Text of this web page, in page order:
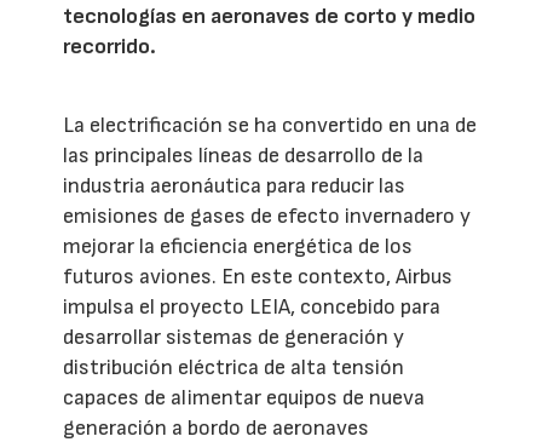
tecnologías en aeronaves de corto y medio
recorrido.
La electrificación se ha convertido en una de
las principales líneas de desarrollo de la
industria aeronáutica para reducir las
emisiones de gases de efecto invernadero y
mejorar la eficiencia energética de los
futuros aviones. En este contexto, Airbus
impulsa el proyecto LEIA, concebido para
desarrollar sistemas de generación y
distribución eléctrica de alta tensión
capaces de alimentar equipos de nueva
generación a bordo de aeronaves